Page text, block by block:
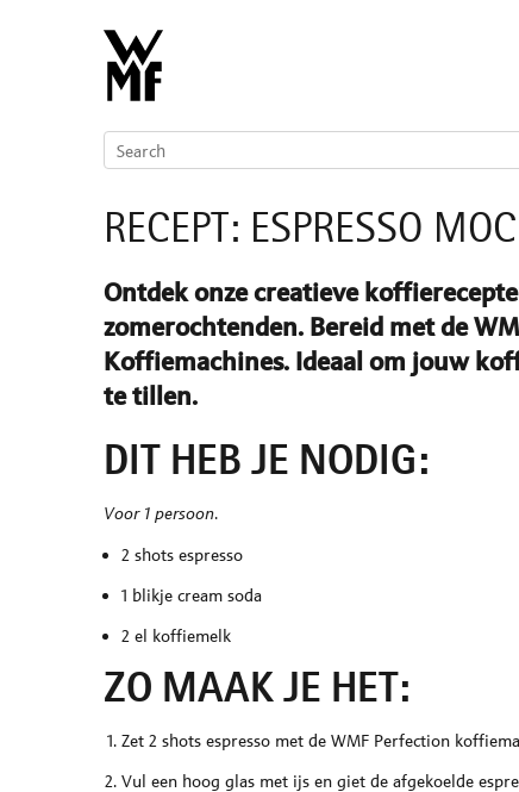
RECEPT: ESPRESSO
Ontdek onze creatieve
zomerochtenden. Bereid met de
Koffiemachines. Ideaal om jouw
te tillen.
DIT HEB JE NODIG:
Voor 1 persoon.
2 shots espresso
1 blikje cream soda
2 el koffiemelk
ZO MAAK JE HET:
Zet 2 shots espresso met de WMF Perfection
Vul een hoog glas met ijs en giet de afgekoelde